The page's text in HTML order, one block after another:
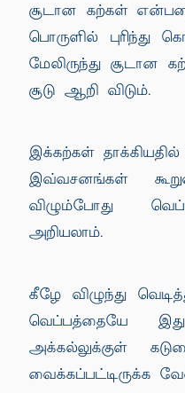
சூடான கற்கள்
பொருளில் புரிந்து
மேலிருந்து சூடான
சூடு ஆறி விடும்.
இக்கற்கள் தாக்கியதில்
இவ்வசனங்கள்
விழும்போது
அறியலாம்.
கீழே விழுந்து
வெப்பத்தையே
அக்கல்லுக்குள்
வைக்கப்பட்டிருக்க